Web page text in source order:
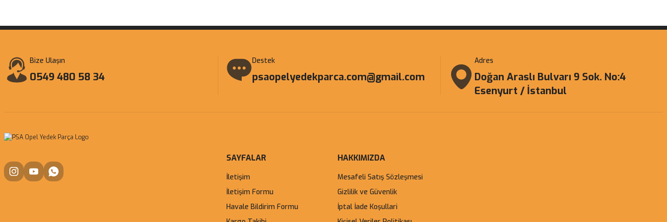
Bize Ulaşın
0549 480 58 34
Destek
psaopelyedekparca.com@gmail.com
Adres
Doğan Araslı Bulvarı 9 Sok. No:4
Esenyurt / İstanbul
SAYFALAR
İletişim
İletişim Formu
Havale Bildirim Formu
HAKKIMIZDA
Mesafeli Satış Sözleşmesi
Gizlilik ve Güvenlik
İptal İade Koşullari